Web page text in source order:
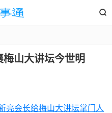

梅山大讲坛今世明